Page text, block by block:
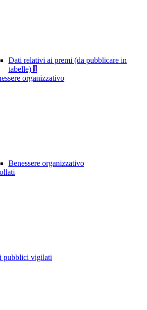
Dati relativi ai premi (da pubblicare in
tabelle) 1
organizzativo
Benessere organizzativo
pubblici vigilati